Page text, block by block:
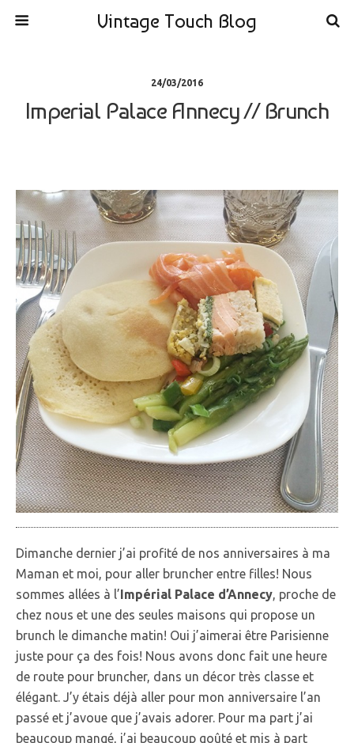
Vintage Touch Blog
24/03/2016
Imperial Palace Annecy // Brunch
Dimanche dernier j’ai profité de nos anniversaires à ma
Maman et moi, pour aller bruncher entre filles! Nous
sommes allées à l’Impérial Palace d’Annecy, proche de
chez nous et une des seules maisons qui propose un
brunch le dimanche matin! Oui j’aimerai être Parisienne
juste pour ça des fois! Nous avons donc fait une heure
de route pour bruncher, dans un décor très classe et
élégant. J’y étais déjà aller pour mon anniversaire l’an
passé et j’avoue que j’avais adorer. Pour ma part j’ai
beaucoup mangé, j’ai beaucoup goûté et mis à part